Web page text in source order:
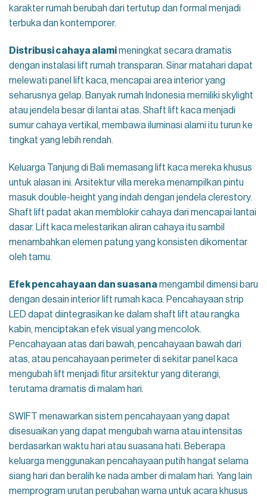
karakter rumah berubah dari tertutup dan formal menjadi
terbuka dan kontemporer.
Distribusi cahaya alamimeningkat secara dramatis
dengan instalasi lift rumah transparan. Sinar matahari dapat
melewati panel lift kaca, mencapai area interior yang
seharusnya gelap. Banyak rumah Indonesia memiliki skylight
atau jendela besar di lantai atas. Shaft lift kaca menjadi
sumur cahaya vertikal, membawa iluminasi alami itu turun ke
tingkat yang lebih rendah.
Keluarga Tanjung di Bali memasang lift kaca mereka khusus
untuk alasan ini. Arsitektur villa mereka menampilkan pintu
masuk double-height yang indah dengan jendela clerestory.
Shaft lift padat akan memblokir cahaya dari mencapai lantai
dasar. Lift kaca melestarikan aliran cahaya itu sambil
menambahkan elemen patung yang konsisten dikomentar
oleh tamu.
Efek pencahayaan dan suasana mengambil dimensi baru
dengan desain interior lift rumah kaca. Pencahayaan strip
LED dapat diintegrasikan ke dalam shaft lift atau rangka
kabin, menciptakan efek visual yang mencolok.
Pencahayaan atas dari bawah, pencahayaan bawah dari
atas, atau pencahayaan perimeter di sekitar panel kaca
mengubah lift menjadi fitur arsitektur yang diterangi,
terutama dramatis di malam hari.
SWIFT menawarkan sistem pencahayaan yang dapat
disesuaikan yang dapat mengubah warna atau intensitas
berdasarkan waktu hari atau suasana hati. Beberapa
keluarga menggunakan pencahayaan putih hangat selama
siang hari dan beralih ke nada amber di malam hari. Yang lain
memprogram urutan perubahan warna untuk acara khusus